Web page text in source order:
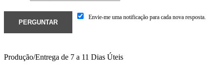
Envie-me uma notificação para cada nova resposta.
Produção/Entrega de 7 a 11 Dias Úteis